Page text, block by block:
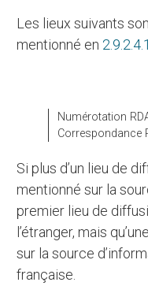
Les lieux suivants sont facultatifs sauf dans le cas
mentionné en 2.9.2.4.1
Numérotation
Si plus d’un lieu de diffusion ou de distribution est
mentionné sur la
premier lieu de
l’étranger, mais
sur la source
française.